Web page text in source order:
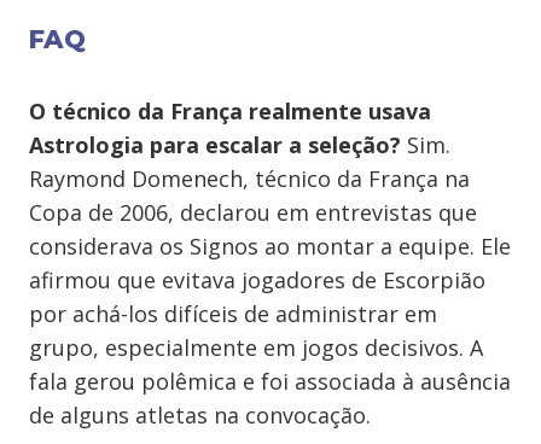
FAQ
O técnico da França realmente usava
Astrologia para escalar a seleção? Sim.
Raymond Domenech, técnico da França na
Copa de 2006, declarou em entrevistas que
considerava os Signos ao montar a equipe. Ele
afirmou que evitava jogadores de Escorpião
por achá-los difíceis de administrar em
grupo, especialmente em jogos decisivos. A
fala gerou polêmica e foi associada à ausência
de alguns atletas na convocação.